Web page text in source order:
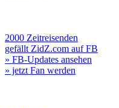
2000 Zeitreisenden
gefällt ZidZ.com auf FB
» FB-Updates ansehen
» jetzt Fan werden